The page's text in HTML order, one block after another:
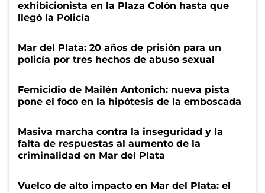
exhibicionista en la Plaza Colón hasta que
llegó la Policía
Mar del Plata: 20 años de prisión para un
policía por tres hechos de abuso sexual
Femicidio de Mailén Antonich: nueva pista
pone el foco en la hipótesis de la emboscada
Masiva marcha contra la inseguridad y la
falta de respuestas al aumento de la
criminalidad en Mar del Plata
Vuelco de alto impacto en Mar del Plata: el